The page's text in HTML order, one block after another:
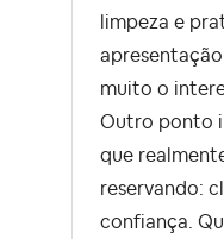
limpeza e
muito o
Outro ponto
que
reservando:
confiança.